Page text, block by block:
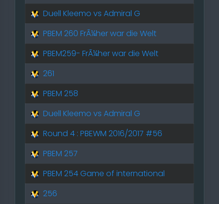
Duell Kleemo vs Admiral G
PBEM 260 FrÃ¼her war die Welt
PBEM259- FrÃ¼her war die Welt
261
PBEM 258
Duell Kleemo vs Admiral G
Round 4 : PBEWM 2016/2017 #56
PBEM 257
PBEM 254 Game of international
256